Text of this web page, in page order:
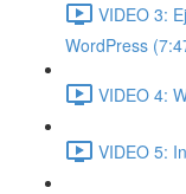
VIDEO 3:
WordPress
VIDEO 4:
VIDEO 5: